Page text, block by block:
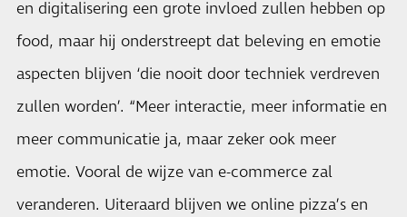
en digitalisering een grote invloed zullen hebben op
food, maar hij onderstreept dat beleving en emotie
aspecten blijven ‘die nooit door techniek verdreven
zullen worden’. “Meer interactie, meer informatie en
meer communicatie ja, maar zeker ook meer
emotie. Vooral de wijze van e-commerce zal
veranderen. Uiteraard blijven we online pizza’s en